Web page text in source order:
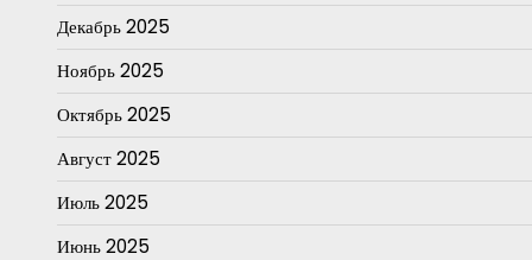
Декабрь 2025
Ноябрь 2025
Октябрь 2025
Август 2025
Июль 2025
Июнь 2025